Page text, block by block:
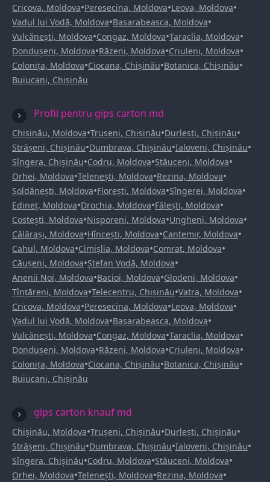
Cricova, Moldova•Peresecina, Moldova•Leova, Moldova•
Vadul lui Vodă, Moldova•Basarabeasca, Moldova•
Vulcănești, Moldova•Congaz, Moldova•Taraclia, Moldova•
Dondușeni, Moldova•Răzeni, Moldova•Criuleni, Moldova•
Colonița, Moldova•Ciocana, Chișinău•Botanica, Chișinău•
Buiucani, Chișinău
Profil pentru gips carton md
Chișinău, Moldova•Trușeni, Chișinău•Durlești, Chișinău•
Strășeni, Chișinău•Dumbrava, Chișinău•Ialoveni, Chișinău•
Sîngera, Chișinău•Codru, Moldova•Stăuceni, Moldova•
Orhei, Moldova•Telenești, Moldova•Rezina, Moldova•
Șoldănești, Moldova•Florești, Moldova•Sîngerei, Moldova•
Edineț, Moldova•Drochia, Moldova•Fălești, Moldova•
Costești, Moldova•Nisporeni, Moldova•Ungheni, Moldova•
Călărași, Moldova•Hîncești, Moldova•Cantemir, Moldova•
Cahul, Moldova•Cimișlia, Moldova•Comrat, Moldova•
Căușeni, Moldova•Ștefan Vodă, Moldova•
Anenii Noi, Moldova•Bacioi, Moldova•Glodeni, Moldova•
Țînțăreni, Moldova•Telecentru, Chișinău•Vatra, Moldova•
Cricova, Moldova•Peresecina, Moldova•Leova, Moldova•
Vadul lui Vodă, Moldova•Basarabeasca, Moldova•
Vulcănești, Moldova•Congaz, Moldova•Taraclia, Moldova•
Dondușeni, Moldova•Răzeni, Moldova•Criuleni, Moldova•
Colonița, Moldova•Ciocana, Chișinău•Botanica, Chișinău•
Buiucani, Chișinău
gips carton knauf md
Chișinău, Moldova•Trușeni, Chișinău•Durlești, Chișinău•
Strășeni, Chișinău•Dumbrava, Chișinău•Ialoveni, Chișinău•
Sîngera, Chișinău•Codru, Moldova•Stăuceni, Moldova•
Orhei, Moldova•Telenești, Moldova•Rezina, Moldova•